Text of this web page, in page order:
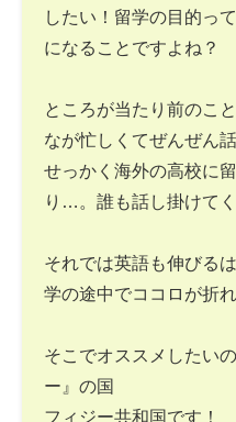
したい！留学の目的っ
になることですよね？
ところが当たり前のこ
なが忙しくてぜんぜん
せっかく海外の高校に
り…。誰も話し掛けて
それでは英語も伸びる
学の途中でココロが折
そこでオススメしたい
ー』の国
フィジー共和国です！